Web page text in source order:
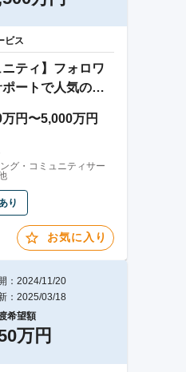
ビス
ニティ】フォロワ
ートで人気のレ
円〜5,000万円
グ・コミュニティサー
り
お気に入り
：2024/11/20
：2025/03/18
希望額
万円